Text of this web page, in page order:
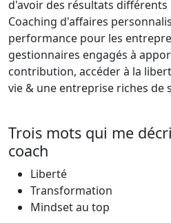
d'avoir des résultats différents
Coaching d'affaires
performance pour les
gestionnaires engagés à
contribution, accéder à la
vie & une entreprise riches de
Trois mots qui me
coach
Liberté
Transformation
Mindset au top